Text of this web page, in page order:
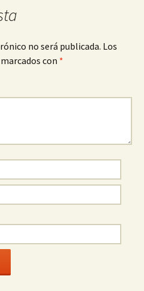
no será publicada. Los
con *